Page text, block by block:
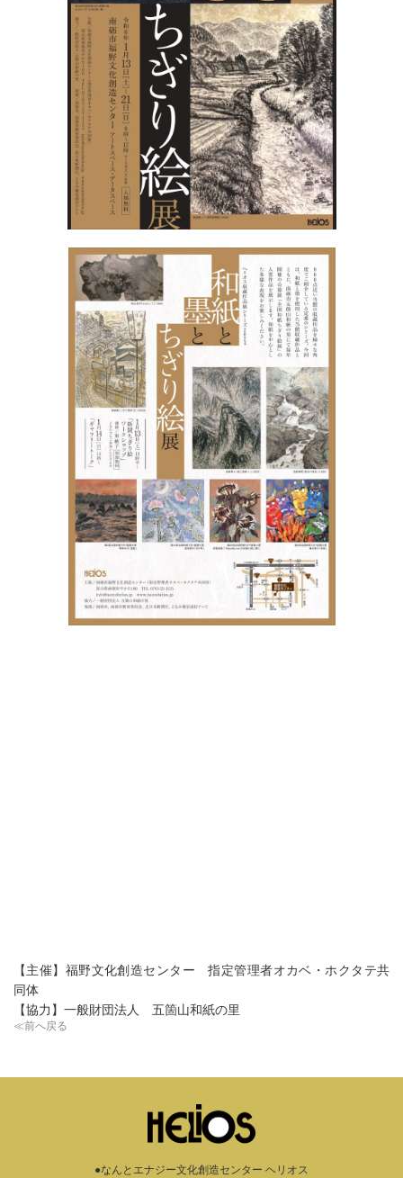
【主催】福野文化創造センター 指定管理者オカベ・ホクタテ共
同体
【協力】一般財団法人 五箇山和紙の里
≪前へ戻る
●なんとエナジー文化創造センター ヘリオス